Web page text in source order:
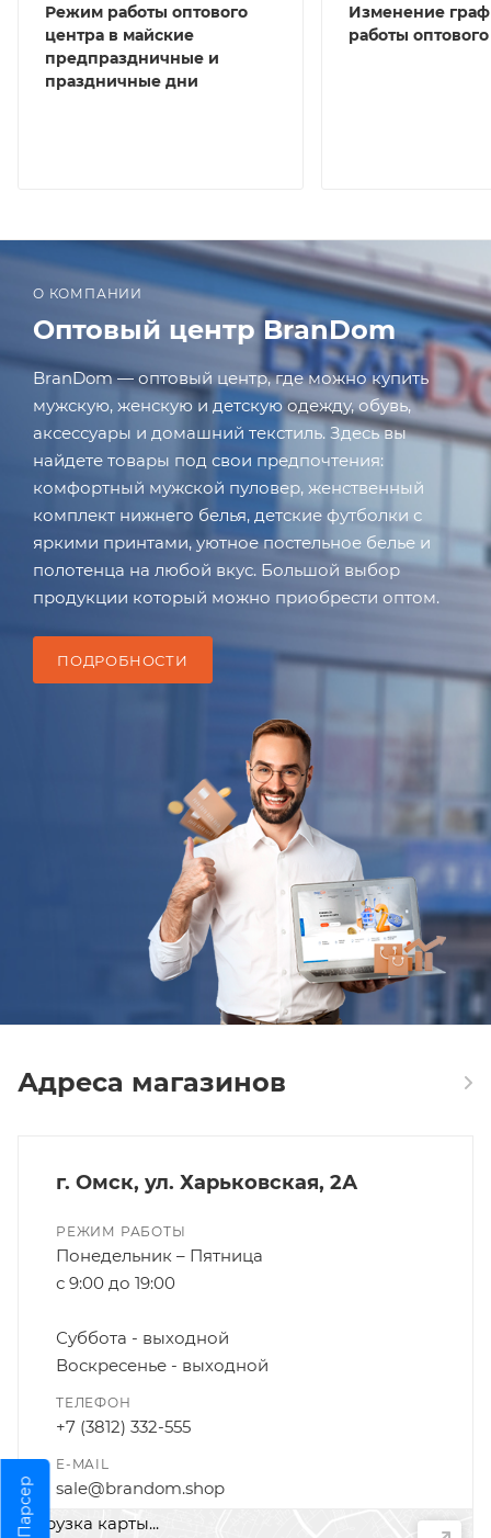
Парсер
Режим работы оптового
центра в майские
предпраздничные и
праздничные дни
Изменение
работы
О КОМПАНИИ
Оптовый центр BranDom
BranDom — оптовый центр, где можно купить
мужскую, женскую и детскую одежду, обувь,
аксессуары и домашний текстиль. Здесь вы
найдете товары под свои предпочтения:
комфортный мужской пуловер, женственный
комплект нижнего белья, детские футболки с
яркими принтами, уютное постельное белье и
полотенца на любой вкус. Большой выбор
продукции который можно приобрести оптом.
ПОДРОБНОСТИ
Адреса магазинов
г. Омск, ул. Харьковская, 2А
РЕЖИМ РАБОТЫ
Понедельник – Пятница
с 9:00 до 19:00
Суббота - выходной
Воскресенье - выходной
ТЕЛЕФОН
+7 (3812) 332-555
E-MAIL
sale@brandom.shop
загрузка карты...